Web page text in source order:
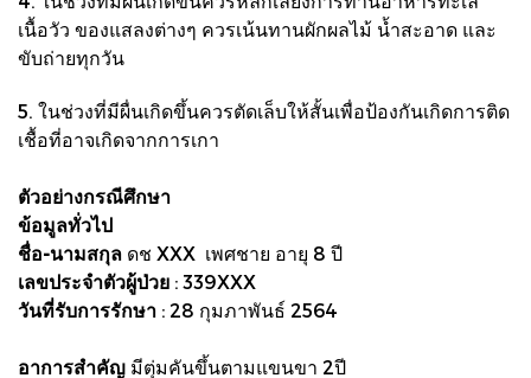
เนื้อวัว ของแสลงต่างๆ ควรเน้นทานผักผลไม้ น้ำสะอาด และ
ขับถ่ายทุกวัน
5. ในช่วงที่มีผื่นเกิดขึ้นควรตัดเล็บให้สั้นเพื่อป้องกันเกิดการติด
เชื้อที่อาจเกิดจากการเกา
ตัวอย่างกรณีศึกษา
ข้อมูลทั่วไป
ชื่อ-นามสกุล ดช XXX เพศชาย อายุ 8 ปี
เลขประจำตัวผู้ป่วย : 339XXX
วันที่รับการรักษา : 28 กุมภาพันธ์ 2564
อาการสำคัญ มีตุ่มคันขึ้นตามแขนขา 2ปี